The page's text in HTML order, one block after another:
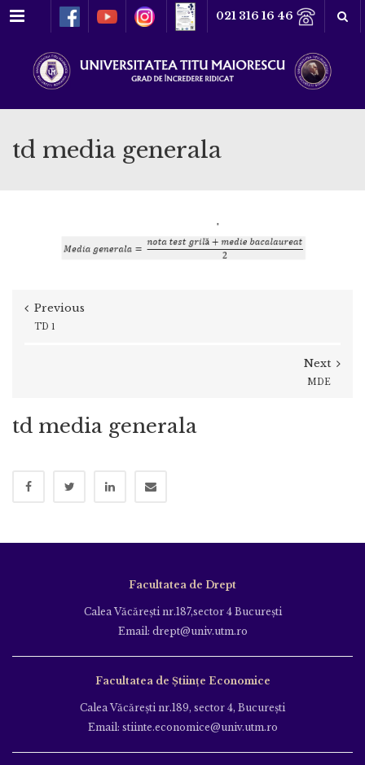
Meniu 021 316 16 46
td media generala
Previous
TD 1
Next
MDE
td media generala
Facultatea de Drept
Calea Văcăreşti nr.187,sector 4 Bucureşti
Email: drept@univ.utm.ro
Facultatea de Științe Economice
Calea Văcăreşti nr.189, sector 4, Bucureşti
Email: stiinte.economice@univ.utm.ro